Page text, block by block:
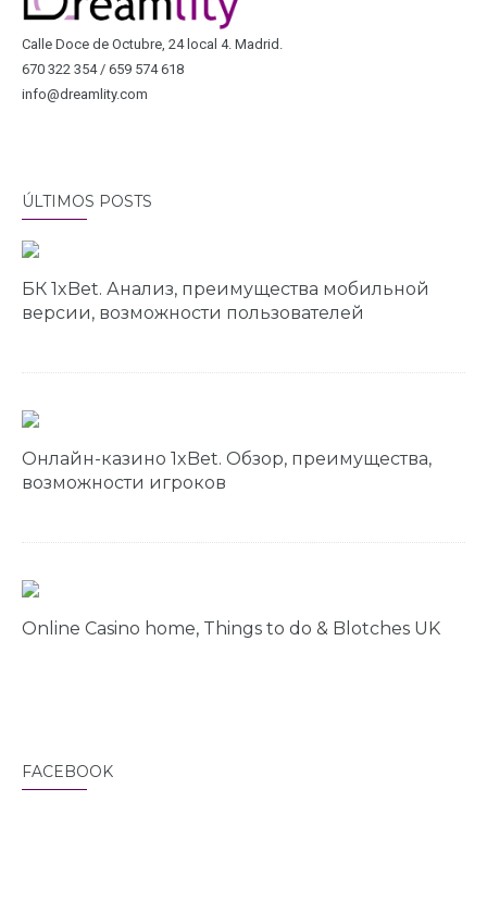
Calle Doce de Octubre, 24 local 4. Madrid.
670 322 354 / 659 574 618
info@dreamlity.com
ÚLTIMOS POSTS
БК 1xBet. Анализ, преимущества мобильной
версии, возможности пользователей
Онлайн-казино 1xBet. Обзор, преимущества,
возможности игроков
Online Casino home, Things to do & Blotches UK
FACEBOOK